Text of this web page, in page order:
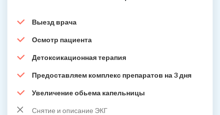
Выезд врача
Осмотр пациента
Детоксикационная терапия
Предоставляем комплекс препаратов на 3 дня
Увеличение обьема капельницы
Снятие и описание ЭКГ